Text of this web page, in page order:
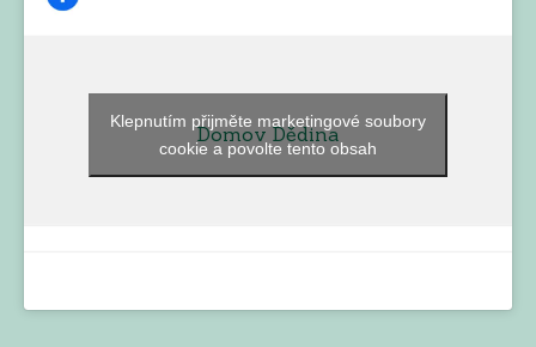
Domov Dědina
Klepnutím přijměte marketingové soubory
cookie a povolte tento obsah